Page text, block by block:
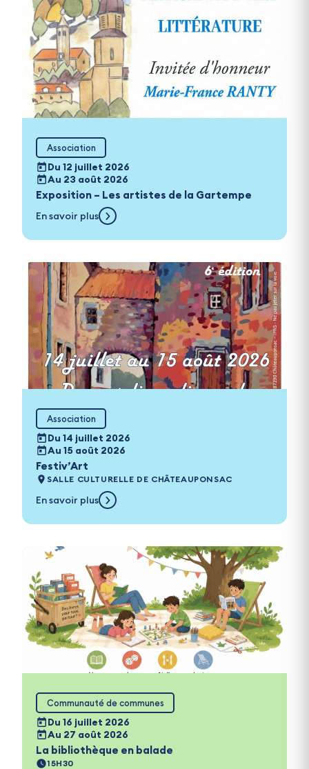
Association
Du 12 juillet 2026
Au 23 août 2026
Exposition – Les artistes de la Gartempe
En savoir plus
Association
Du 14 juillet 2026
Au 15 août 2026
Festiv’Art
SALLE CULTURELLE DE CHÂTEAUPONSAC
En savoir plus
Communauté de communes
Du 16 juillet 2026
Au 27 août 2026
La bibliothèque en balade
15H30